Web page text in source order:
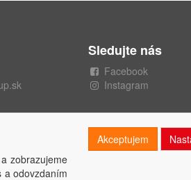
Sledujte nás
Facebook
Instagram
zobrazujeme
a odovzdaním
Akceptujem